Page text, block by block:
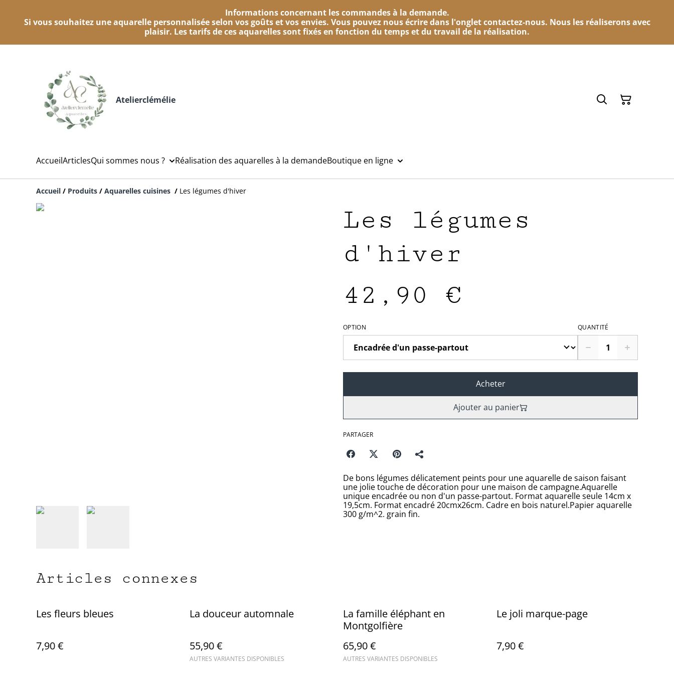
Informations concernant les commandes à la demande.
Si vous souhaitez une aquarelle personnalisée selon vos goûts et vos envies. Vous pouvez nous écrire dans l'onglet contactez-nous. Nous les réaliserons avec
plaisir. Les tarifs de ces aquarelles sont fixés en fonction du temps et du travail de la réalisation.
Atelierclémélie
AccueilArticlesQui sommes nous ? Réalisation des aquarelles à la demandeBoutique en ligne
Accueil / Produits / Aquarelles cuisines / Les légumes d'hiver
Les légumes
d'hiver
42,90 €
OPTION QUANTITÉ
Acheter
Ajouter au panier
PARTAGER
De bons légumes délicatement peints pour une aquarelle de saison faisant
une jolie touche de décoration pour une maison de campagne.Aquarelle
unique encadrée ou non d'un passe-partout. Format aquarelle seule 14cm x
19,5cm. Format encadré 20cmx26cm. Cadre en bois naturel.Papier aquarelle
300 g/m^2. grain fin.
Articles connexes
Les fleurs bleues
7,90 €
La douceur automnale
55,90 €
AUTRES VARIANTES DISPONIBLES
La famille éléphant en
Montgolfière
65,90 €
AUTRES VARIANTES DISPONIBLES
Le joli marque-page
7,90 €